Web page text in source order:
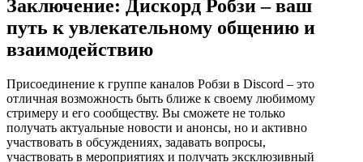
Заключение: Дискорд Робзи – ваш
путь к увлекательному общению и
взаимодействию
Присоединение к группе каналов Робзи в Discord – это
отличная возможность быть ближе к своему любимому
стримеру и его сообществу. Вы сможете не только
получать актуальные новости и анонсы, но и активно
участвовать в обсуждениях, задавать вопросы,
участвовать в мероприятиях и получать эксклюзивный